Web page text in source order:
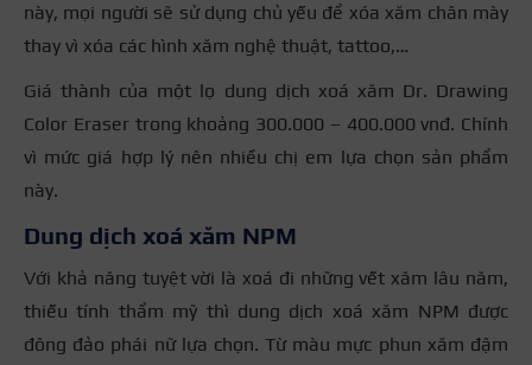
này, mọi người sẽ sử dụng chủ yếu để xóa xăm chân mày
thay vì xóa các hình xăm nghệ thuật, tattoo,…
Giá thành của một lọ dung dịch xoá xăm Dr. Drawing
Color Eraser trong khoảng 300.000 – 400.000 vnđ. Chính
vì mức giá hợp lý nên nhiều chị em lựa chọn sản phẩm
này.
Dung dịch xoá xăm NPM
Với khả năng tuyệt vời là xoá đi những vết xăm lâu năm,
thiếu tính thẩm mỹ thì dung dịch xoá xăm NPM được
đông đảo phái nữ lựa chọn. Từ màu mực phun xăm đậm